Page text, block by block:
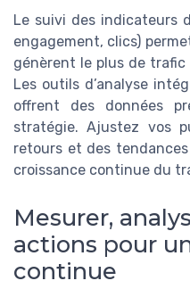
Le suivi des indicateurs
engagement, clics)
génèrent le plus de
Les outils d’analyse
offrent des données
stratégie. Ajustez vos
retours et des
croissance continue du
Mesurer,
actions pour
continue